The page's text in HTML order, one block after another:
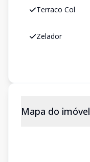
Terraco Col
Zelador
Mapa do imóvel